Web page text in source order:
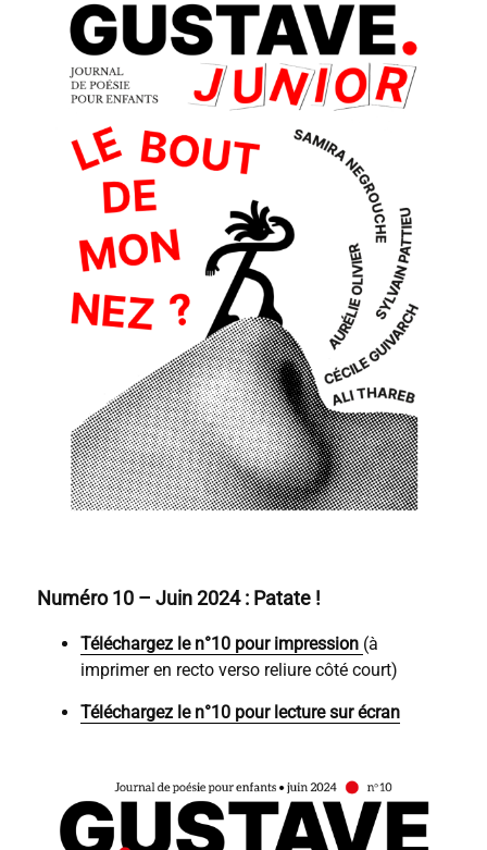
Numéro 10 – Juin 2024 : Patate !
Téléchargez le n°10 pour impression (à
imprimer en recto verso reliure côté court)
Téléchargez le n°10 pour lecture sur écran